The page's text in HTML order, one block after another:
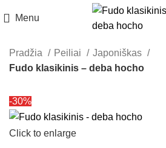
Menu
Pradžia Peiliai
Japoniškas
Fudo klasikinis – deba hocho
-30%
Click to enlarge